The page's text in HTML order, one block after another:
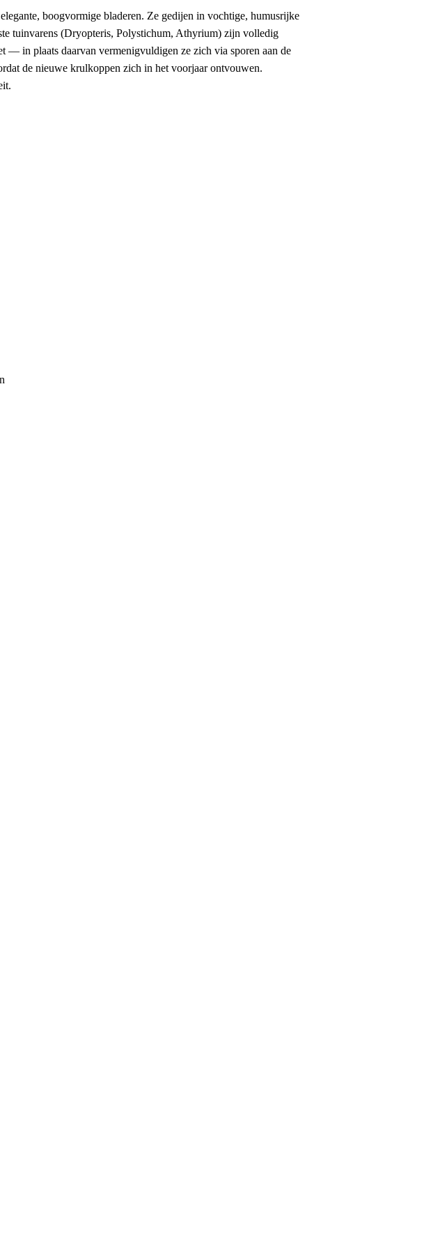
boogvormige bladeren. Ze gedijen in vochtige, humusrijke
tuinvarens (Dryopteris, Polystichum, Athyrium) zijn volledig
— in plaats daarvan vermenigvuldigen ze zich via sporen aan de
de nieuwe krulkoppen zich in het voorjaar ontvouwen.